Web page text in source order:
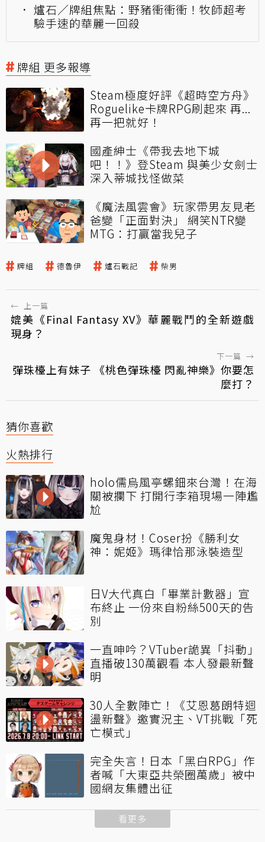
爐石／牌組焦點：野豬衝衝衝！牧師超考
驗手速的華麗一回殺
牌組 更多報導
Steam極度好評《超時空方舟》
Roguelike卡牌RPG刷起來 再...
再一把就好！
國產紳士《帶我去地下城
吧！！》登Steam 與美少女劍士
深入蒂城找怪做菜
《魔法風雲會》玩家帶男友見老
爸變「正面對決」 網笑NTR變
MTG：打贏當我兒子
牌組 德魯伊 爐石戰記 柴男
← 上一篇
媲美《Final Fantasy XV》華麗戰鬥的全新遊戲
現身？
下一篇 →
彈珠檯上有妹子 《桃色彈珠檯 閃亂神樂》你要怎
麼打？
猜你喜歡
火熱排行
holo儒烏風亭螺鈿來台灣！在海
關被攔下 打開行李箱現場一陣尷
尬
魔鬼身材！Coser扮《勝利女
神：妮姬》瑪律恰那泳裝造型
日V大代真白「畢業計數器」宣
布終止 一份來自粉絲500天的告
別
一直呻吟？VTuber詭異「抖動」
直播破130萬觀看 本人發最新聲
明
30人全數陣亡！《艾恩葛朗特迴
盪新聲》邀實況主、VT挑戰「死
亡模式」
完全失言！日本「黑白RPG」作
者喊「大東亞共榮圈萬歲」被中
國網友集體出征
看更多